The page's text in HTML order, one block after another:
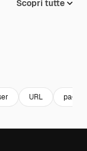
Scopri tutte
URL